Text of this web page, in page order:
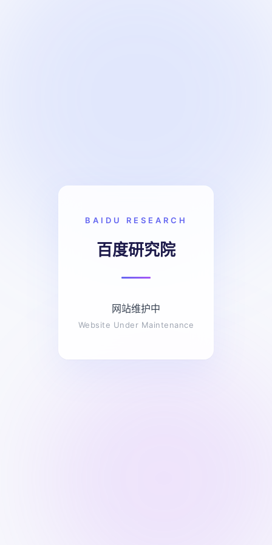
BAIDU RESEARCH
百度研究院
网站维护中
Website Under Maintenance